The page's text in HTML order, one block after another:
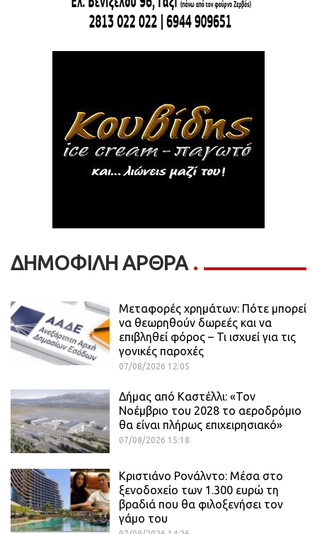
ΔΗΜΟΦΙΛΗ ΑΡΘΡΑ
Μεταφορές χρημάτων: Πότε μπορεί
να θεωρηθούν δωρεές και να
επιβληθεί φόρος – Τι ισχυεί για τις
γονικές παροχές
07/08/2026 12:05
Δήμας από Καστέλλι: «Τον
Νοέμβριο του 2028 το αεροδρόμιο
θα είναι πλήρως επιχειρησιακό»
07/08/2026 15:18
Κριστιάνο Ρονάλντο: Μέσα στο
ξενοδοχείο των 1.300 ευρώ τη
βραδιά που θα φιλοξενήσει τον
γάμο του